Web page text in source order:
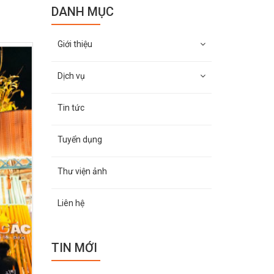
DANH MỤC
Giới thiệu
Dịch vụ
Tin tức
Tuyển dụng
Thư viện ảnh
Liên hệ
TIN MỚI